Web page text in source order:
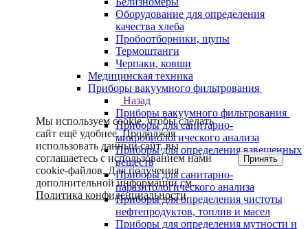
Оборудование для определения
качества хлеба
Пробоотборники, щупы
Термоштанги
Черпаки, ковши
Медицинская техника
Приборы вакуумного фильтрования
Назад
Приборы вакуумного фильтрования
Приборы для санитарно-
микробиологического анализа
Приборы для определения взвешенных
веществ
Приборы для санитарно-
паразитологического анализа
Приборы для определения чистоты
нефтепродуктов, топлив и масел
Приборы для определения мутности и
Мы используем cookie, чтобы сделать
сайт ещё удобнее. Продолжая
использовать данный сайт, вы
соглашаетесь с использованием нами
cookie-файлов. Для получения
дополнительной информации см.
Политика конфиденциальности.
Принять